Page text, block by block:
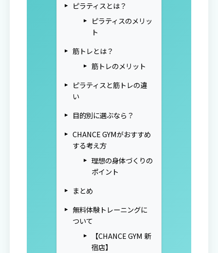
ピラティスとは？
ピラティスのメリッ
ト
筋トレとは？
筋トレのメリット
ピラティスと筋トレの違
い
目的別に選ぶなら？
CHANCE GYMがおすすめ
する考え方
理想の身体づくりの
ポイント
まとめ
無料体験トレーニングに
ついて
【CHANCE GYM 新
宿店】